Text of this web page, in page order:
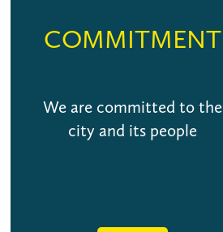
COMMITMENT
We are committed to the
city and its people